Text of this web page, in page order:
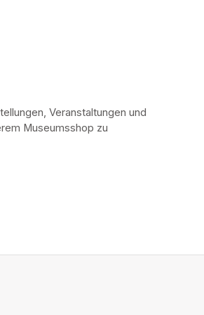
Veranstaltungen und
Museumsshop zu